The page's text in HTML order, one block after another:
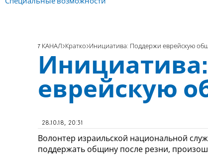
Специальные возможности
7 КАНАЛ Кратко Инициатива: Поддержи еврейскую
еврейскую
28.10.18, 20:31
Волонтер израильской национальной
поддержать общину после резни,